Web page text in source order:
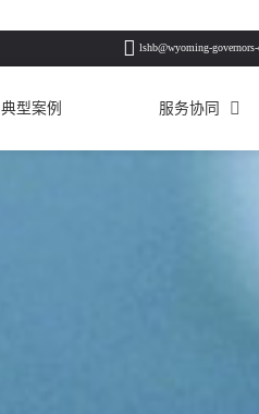
lshb@wyoming-governors-
典型案例 服务协同